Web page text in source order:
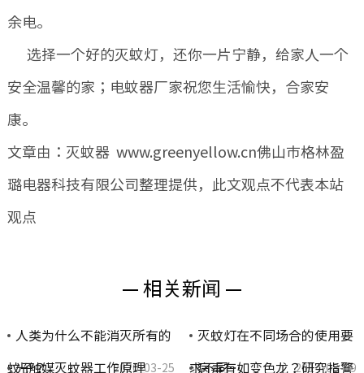
余电。
选择一个好的灭蚊灯，还你一片宁静，给家人一个
安全温馨的家；电蚊器厂家祝您生活愉快，合家安
康。
文章由：灭蚊器 www.greenyellow.cn佛山市格林盈
璐电器科技有限公司整理提供，此文观点不代表本站
观点
— 相关新闻 —
人类为什么不能消灭所有的
蚊子？ 2020-03-25
灭蚊灯在不同场合的使用要
求不同… 2014-08-09
光触媒灭蚊器工作原理 病毒有如变色龙？研究指警